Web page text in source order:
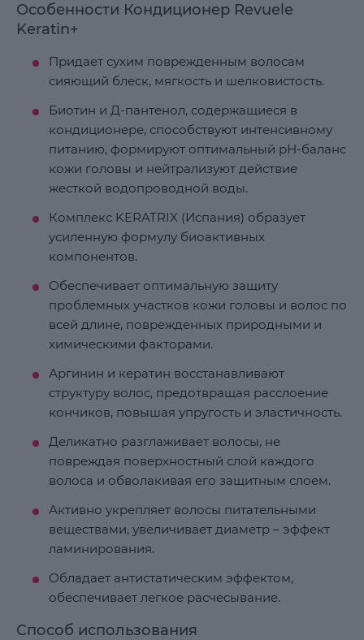
Особенности Кондиционер Revuele
Keratin+
Придает сухим поврежденным волосам
сияющий блеск, мягкость и шелковистость.
Биотин и Д-пантенол, содержащиеся в
кондиционере, способствуют интенсивному
питанию, формируют оптимальный рН-баланс
кожи головы и нейтрализуют действие
жесткой водопроводной воды.
Комплекс KERATRIX (Испания) образует
усиленную формулу биоактивных
компонентов.
Обеспечивает оптимальную защиту
проблемных участков кожи головы и волос по
всей длине, поврежденных природными и
химическими факторами.
Аргинин и кератин восстанавливают
структуру волос, предотвращая расслоение
кончиков, повышая упругость и эластичность.
Деликатно разглаживает волосы, не
повреждая поверхностный слой каждого
волоса и обволакивая его защитным слоем.
Активно укрепляет волосы питательными
веществами, увеличивает диаметр – эффект
ламинирования.
Обладает антистатическим эффектом,
обеспечивает легкое расчесывание.
Способ использования